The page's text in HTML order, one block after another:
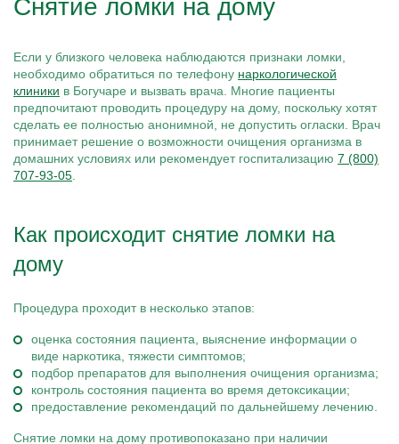
Снятие ломки на дому
Если у близкого человека наблюдаются признаки ломки,
необходимо обратиться по телефону наркологической
клиники в Богучаре и вызвать врача. Многие пациенты
предпочитают проводить процедуру на дому, поскольку хотят
сделать ее полностью анонимной, не допустить огласки. Врач
принимает решение о возможности очищения организма в
домашних условиях или рекомендует госпитализацию 7 (800)
707-93-05
Как происходит снятие ломки на
дому
Процедура проходит в несколько этапов:
оценка состояния пациента, выяснение информации о
виде наркотика, тяжести симптомов;
подбор препаратов для выполнения очищения организма;
контроль состояния пациента во время детоксикации;
предоставление рекомендаций по дальнейшему лечению.
Снятие ломки на дому противопоказано при наличии